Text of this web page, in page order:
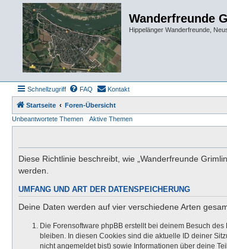
Wanderfreunde
Hippelänger Wanderfreunde,
Schnellzugriff FAQ Kontakt
Startseite
Foren-Übersicht
Unbeantwortete Themen
Aktive Themen
Diese Richtlinie beschreibt, wie „Wanderfreunde
werden.
UMFANG UND ART DER DATENSPEICHERUNG
Deine Daten werden auf vier verschiedene Arten
Die Forensoftware phpBB erstellt bei deinem Besuch
bleiben. In diesen Cookies sind die aktuelle ID deiner
nicht angemeldet bist) sowie Informationen über deine